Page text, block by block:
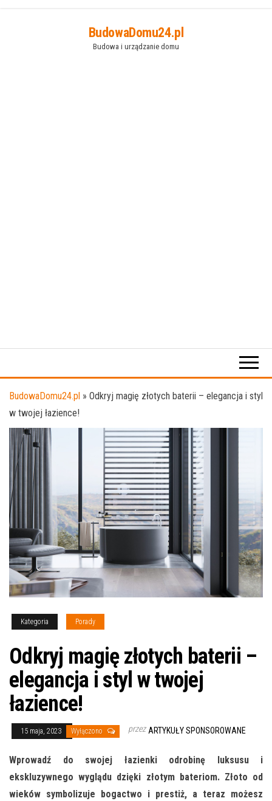
BudowaDomu24.pl
Budowa i urządzanie domu
BudowaDomu24.pl » Odkryj magię złotych baterii – elegancja i styl
w twojej łazience!
Kategoria Porady
Odkryj magię złotych baterii –
elegancja i styl w twojej
łazience!
15 maja, 2023 Wyłączono przez ARTYKUŁY SPONSOROWANE
Wprowadź do swojej łazienki odrobinę luksusu i
ekskluzywnego wyglądu dzięki złotym bateriom. Złoto od
wieków symbolizuje bogactwo i prestiż, a teraz możesz